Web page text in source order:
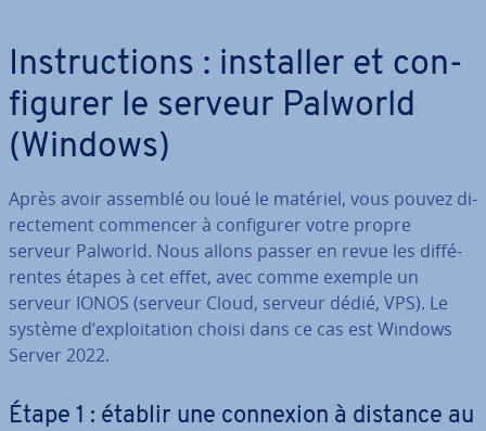
Ins­truc­tions : installer et con­
fi­gu­rer le serveur Palworld
(Windows)
Après avoir assemblé ou loué le matériel, vous pouvez di­
rec­te­ment commencer à con­fi­gu­rer votre propre
serveur Palworld. Nous allons passer en revue les dif­fé­
rentes étapes à cet effet, avec comme exemple un
serveur IONOS (serveur Cloud, serveur dédié, VPS). Le
système d’ex­ploi­ta­tion choisi dans ce cas est Windows
Server 2022.
Étape 1 : établir une connexion à distance au